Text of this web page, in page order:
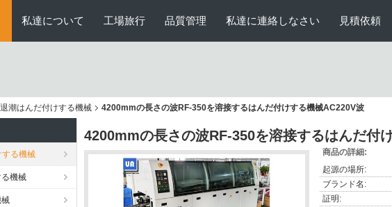
私達について 工場旅行 品質管理 私達に連絡しなさい 見積依頼
潮はんだ付けする機械 4200mmの長さの波RF-350を溶接するはんだ付けする機械AC220V波
する機械
機械
4200mmの長さの波RF-350を溶接するはんだ付
商品の詳細:
起源の場所:
ブランド名:
証明: